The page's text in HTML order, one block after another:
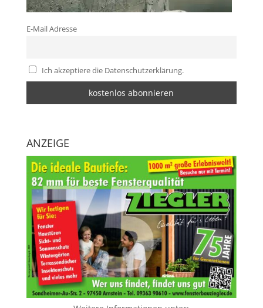
E-Mail Adresse
Ich akzeptiere die Datenschutzerklärung.
ANZEIGE